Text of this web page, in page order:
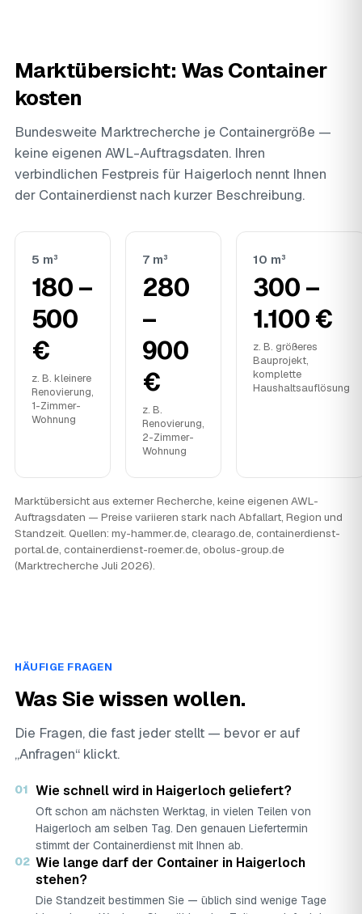
Marktübersicht: Was Container
kosten
Bundesweite Marktrecherche je Containergröße —
keine eigenen AWL-Auftragsdaten. Ihren
verbindlichen Festpreis für Haigerloch nennt Ihnen
der Containerdienst nach kurzer Beschreibung.
5 m³
180 –
500
€
z. B. kleinere
Renovierung,
1-Zimmer-
Wohnung
7 m³
280
–
900
€
z. B.
Renovierung,
2-Zimmer-
Wohnung
10 m³
300 –
1.100 €
z. B. größeres
Bauprojekt,
komplette
Haushaltsauflösung
Marktübersicht aus externer Recherche, keine eigenen AWL-
Auftragsdaten — Preise variieren stark nach Abfallart, Region und
Standzeit. Quellen: my-hammer.de, clearago.de, containerdienst-
portal.de, containerdienst-roemer.de, obolus-group.de
(Marktrecherche Juli 2026).
HÄUFIGE FRAGEN
Was Sie wissen wollen.
Die Fragen, die fast jeder stellt — bevor er auf
„Anfragen“ klickt.
01 Wie schnell wird in Haigerloch geliefert?
Oft schon am nächsten Werktag, in vielen Teilen von
Haigerloch am selben Tag. Den genauen Liefertermin
stimmt der Containerdienst mit Ihnen ab.
02 Wie lange darf der Container in Haigerloch
stehen?
Die Standzeit bestimmen Sie — üblich sind wenige Tage